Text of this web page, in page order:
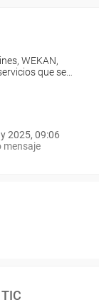
WEKAN,
que se…
2025, 09:06
mensaje